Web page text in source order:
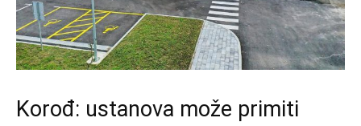
Korođ: ustanova može primiti